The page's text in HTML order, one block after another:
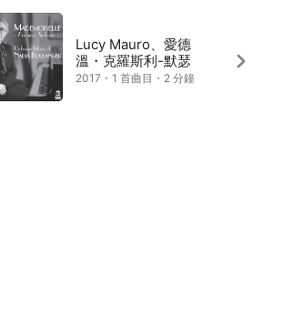
Lucy Mauro、愛德
溫・克羅斯利-默瑟
2017・1 首曲目・2 分鐘